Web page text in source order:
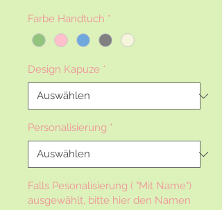
Farbe Handtuch *
Design Kapuze *
Personalisierung *
Falls Pesonalisierung ( "Mit Name")
ausgewählt, bitte hier den Namen